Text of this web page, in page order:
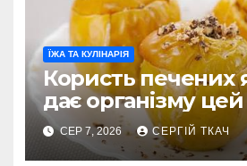
ЇЖА ТА КУЛІНАРІЯ
Користь печених
дає організму
СЕР 7, 2026 СЕРГІЙ ТКАЧ